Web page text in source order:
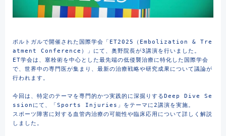
ポルトガルで開催された国際学会「ET2025（Embolization & Tre
atment Conference）」にて、奥野院長が3講演を行いました。
ET学会は、塞栓術を中心とした最先端の低侵襲治療に特化した国際学会
で、世界中の専門医が集まり、最新の治療戦略や研究成果について議論が
行われます。
今回は、特定のテーマを専門的かつ実践的に深掘りするDeep Dive Se
ssionにて、「Sports Injuries」をテーマに2講演を実施。
スポーツ障害に対する血管内治療の可能性や臨床応用について詳しく解説
しました。